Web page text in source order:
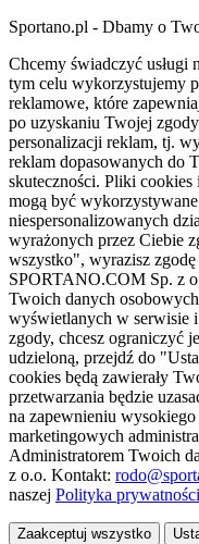
Sportano.pl - Dbamy o
Chcemy świadczyć
tym celu wykorzystujemy
reklamowe, które
po uzyskaniu Twojej
personalizacji reklam, tj.
reklam dopasowanych do
skuteczności. Pliki
mogą być
niespersonalizowanych
wyrażonych przez Ciebie
wszystko", wyrazisz
SPORTANO.COM Sp. z
Twoich danych
wyświetlanych w serwisie
zgody, chcesz ograniczyć
udzieloną, przejdź do
cookies będą zawierały
przetwarzania będzie
na zapewnieniu wysokiego
marketingowych
Administratorem Twoich
z o.o. Kontakt:
naszej Polityka
Zaakceptuj wszystko